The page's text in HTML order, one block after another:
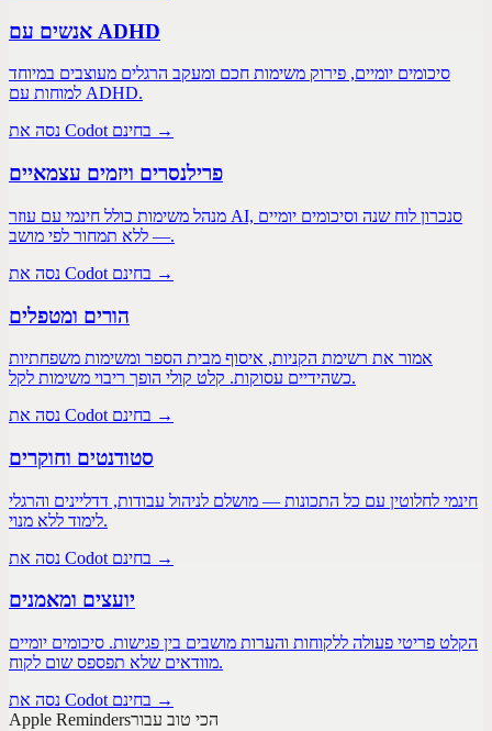
אנשים עם ADHD
סיכומים יומיים, פירוק משימות חכם ומעקב הרגלים מעוצבים במיוחד
למוחות עם ADHD.
נסה את Codot בחינם →
פרילנסרים ויזמים עצמאיים
מנהל משימות כולל חינמי עם עוזר AI, סנכרון לוח שנה וסיכומים יומיים
— ללא תמחור לפי מושב.
נסה את Codot בחינם →
הורים ומטפלים
אמור את רשימת הקניות, איסוף מבית הספר ומשימות משפחתיות
כשהידיים עסוקות. קלט קולי הופך ריבוי משימות לקל.
נסה את Codot בחינם →
סטודנטים וחוקרים
חינמי לחלוטין עם כל התכונות — מושלם לניהול עבודות, דדליינים והרגלי
לימוד ללא מנוי.
נסה את Codot בחינם →
יועצים ומאמנים
הקלט פריטי פעולה ללקוחות והערות מושבים בין פגישות. סיכומים יומיים
מוודאים שלא תפספס שום לקוח.
נסה את Codot בחינם →
Apple Remindersהכי טוב עבור